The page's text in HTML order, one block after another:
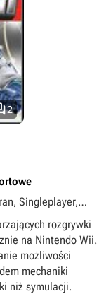
2
Singleplayer,
rozgrywki
na Nintendo Wii.
możliwości
mechaniki
niż symulacji.